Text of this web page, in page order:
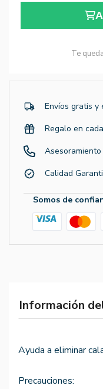
Te
Envíos gratis y
Regalo en
Calidad
Somos de
Información
Ayuda a eliminar
Precauciones: